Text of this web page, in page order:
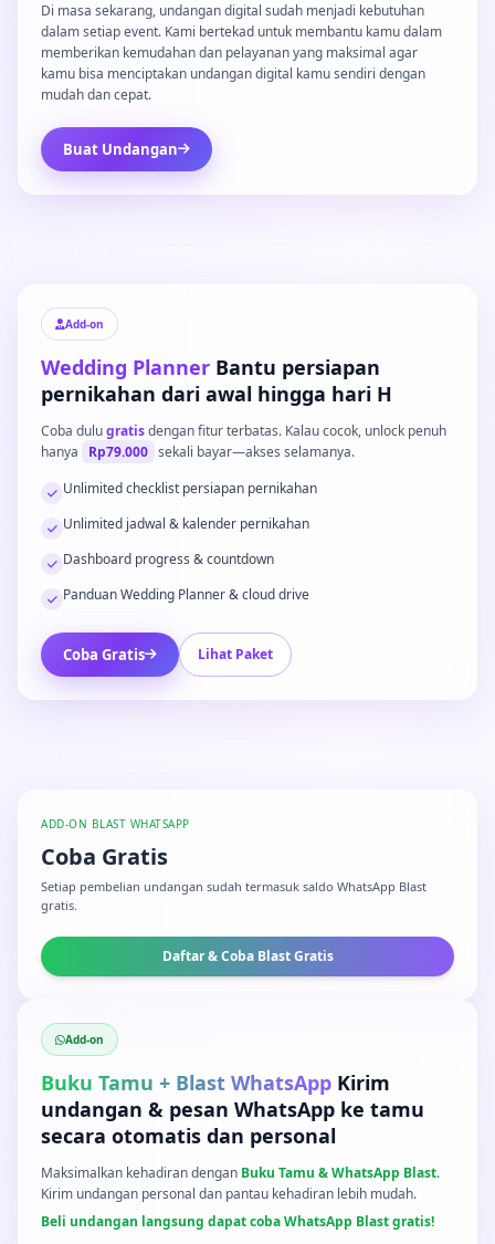
Di masa sekarang, undangan digital sudah menjadi kebutuhan
dalam setiap event. Kami bertekad untuk membantu kamu dalam
memberikan kemudahan dan pelayanan yang maksimal agar
kamu bisa menciptakan undangan digital kamu sendiri dengan
mudah dan cepat.
Buat Undangan
Add-on
Wedding Planner Bantu persiapan
pernikahan dari awal hingga hari H
Coba dulugratisdengan fitur terbatas. Kalau cocok, unlock penuh
hanya
Rp79.000 sekali bayar—akses selamanya.
Unlimited checklist persiapan pernikahan
Unlimited jadwal & kalender pernikahan
Dashboard progress & countdown
Panduan Wedding Planner & cloud drive
Coba Gratis Lihat Paket
ADD-ON BLAST WHATSAPP
Coba Gratis
Setiap pembelian undangan sudah termasuk saldo WhatsApp Blast
gratis.
Daftar & Coba Blast Gratis
Add-on
Buku Tamu + Blast WhatsApp Kirim
undangan & pesan WhatsApp ke tamu
secara otomatis dan personal
Maksimalkan kehadiran dengan Buku Tamu & WhatsApp Blast.
Kirim undangan personal dan pantau kehadiran lebih mudah.
Beli undangan langsung dapat coba WhatsApp Blast gratis!